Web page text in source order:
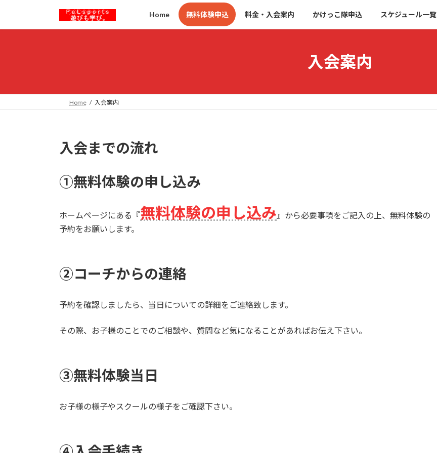
テ
ゲ
Home 無料体験申込 料金・入会案内 かけっこ隊申込 スケジュール一覧
入会案内
Home 入会案内
入会までの流れ
①無料体験の申し込み
ホームページにある『無料体験の申し込み 』から必要事項をご記入の上、無料体験の
予約をお願いします。
②コーチからの連絡
予約を確認しましたら、当日についての詳細をご連絡致します。
その際、お子様のことでのご相談や、質問など気になることがあればお伝え下さい。
③無料体験当日
お子様の様子やスクールの様子をご確認下さい。